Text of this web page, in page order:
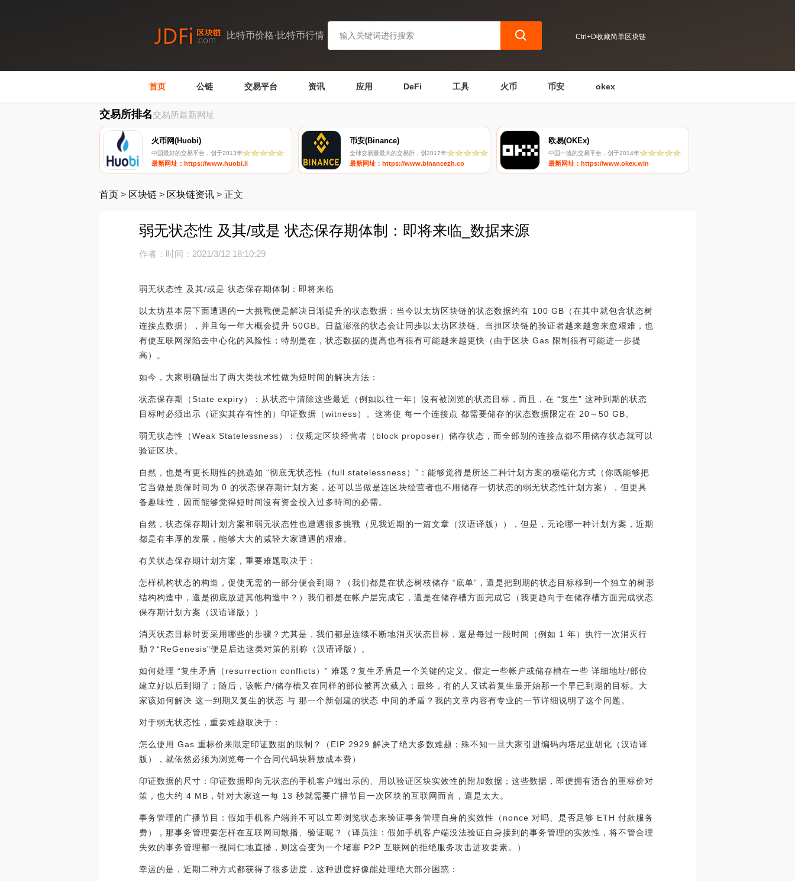
比特币价格·比特币行情 Ctrl+D收藏简单区块链
首页 公链 交易平台 资讯 应用 DeFi 工具 火币 币安 okex
交易所排名交易所最新网址
火币网(Huobi)
中国最好的交易平台，创于2013年
最新网址：https://www.huobi.li
币安(Binance)
全球交易量最大的交易所，创2017年
最新网址：https://www.binancezh.co
欧易(OKEx)
中国一流的交易平台，创于2014年
最新网址：https://www.okex.win
首页 > 区块链 > 区块链资讯 > 正文
弱无状态性 及其/或是 状态保存期体制：即将来临_数据来源
作者： 时间：2021/3/12 18:10:29
弱无状态性 及其/或是 状态保存期体制：即将来临
以太坊基本层下面遭遇的一大挑戰便是解决日渐提升的状态数据：当今以太坊区块链的状态数据约有 100 GB（在其中就包含状态树
连接点数据），并且每一年大概会提升 50GB。日益澎涨的状态会让同歩以太坊区块链、当担区块链的验证者越来越愈来愈艰难，也
有使互联网深陷去中心化的风险性；特别是在，状态数据的提高也有很有可能越来越更快（由于区块 Gas 限制很有可能进一步提
高）。
如今，大家明确提出了两大类技术性做为短时间的解决方法：
状态保存期（State expiry）：从状态中清除这些最近（例如以往一年）沒有被浏览的状态目标，而且，在 “复生” 这种到期的状态
目标时必须出示（证实其存有性的）印证数据（witness）。这将使 每一个连接点 都需要储存的状态数据限定在 20～50 GB。
弱无状态性（Weak Statelessness）：仅规定区块经营者（block proposer）储存状态，而全部别的连接点都不用储存状态就可以
验证区块。
自然，也是有更长期性的挑选如 “彻底无状态性（full statelessness）”：能够觉得是所述二种计划方案的极端化方式（你既能够把
它当做是质保时间为 0 的状态保存期计划方案，还可以当做是连区块经营者也不用储存一切状态的弱无状态性计划方案），但更具
备趣味性，因而能够觉得短时间沒有资金投入过多時间的必需。
自然，状态保存期计划方案和弱无状态性也遭遇很多挑戰（见我近期的一篇文章（汉语译版）），但是，无论哪一种计划方案，近期
都是有丰厚的发展，能够大大的减轻大家遭遇的艰难。
有关状态保存期计划方案，重要难题取决于：
怎样机构状态的构造，促使无需的一部分便会到期？（我们都是在状态树枝储存 “底单”，還是把到期的状态目标移到一个独立的树形
结构构造中，還是彻底放进其他构造中？）我们都是在帐户层完成它，還是在储存槽方面完成它（我更趋向于在储存槽方面完成状态
保存期计划方案（汉语译版））
消灭状态目标时要采用哪些的步骤？尤其是，我们都是连续不断地消灭状态目标，還是每过一段时间（例如 1 年）执行一次消灭行
動？“ReGenesis”便是后边这类对策的别称（汉语译版）。
如何处理 “复生矛盾（resurrection conflicts）” 难题？复生矛盾是一个关键的定义。假定一些帐户或储存槽在一些 详细地址/部位
建立好以后到期了；随后，该帐户/储存槽又在同样的部位被再次载入；最终，有的人又试着复生最开始那一个早已到期的目标。大
家该如何解决 这一到期又复生的状态 与 那一个新创建的状态 中间的矛盾？我的文章内容有专业的一节详细说明了这个问题。
对于弱无状态性，重要难题取决于：
怎么使用 Gas 重标价来限定印证数据的限制？（EIP 2929 解决了绝大多数难题；殊不知一旦大家引进编码内塔尼亚胡化（汉语译
版），就依然必须为浏览每一个合同代码块释放成本费）
印证数据的尺寸：印证数据即向无状态的手机客户端出示的、用以验证区块实效性的附加数据；这些数据，即便拥有适合的重标价对
策，也大约 4 MB，针对大家这一每 13 秒就需要广播节目一次区块的互联网而言，還是太大。
事务管理的广播节目：假如手机客户端并不可以立即浏览状态来验证事务管理自身的实效性（nonce 对吗、是否足够 ETH 付款服务
费），那事务管理要怎样在互联网间散播、验证呢？（译员注：假如手机客户端没法验证自身接到的事务管理的实效性，将不管合理
失效的事务管理都一视同仁地直播，则这会变为一个堵塞 P2P 互联网的拒绝服务攻击进攻要素。）
幸运的是，近期二种方式都获得了很多进度，这种进度好像能处理绝大部分困惑：